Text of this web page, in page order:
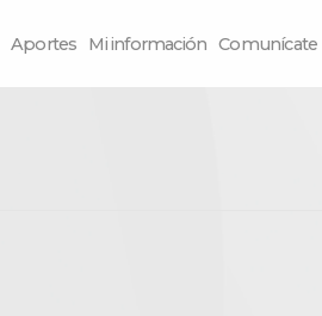
Aportes Mi información Comunícate